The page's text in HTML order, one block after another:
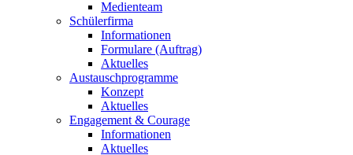
Medienteam
Schülerfirma
Informationen
Formulare (Auftrag)
Aktuelles
Austauschprogramme
Konzept
Aktuelles
Engagement & Courage
Informationen
Aktuelles